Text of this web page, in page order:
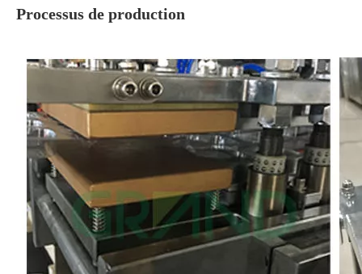
Processus de production